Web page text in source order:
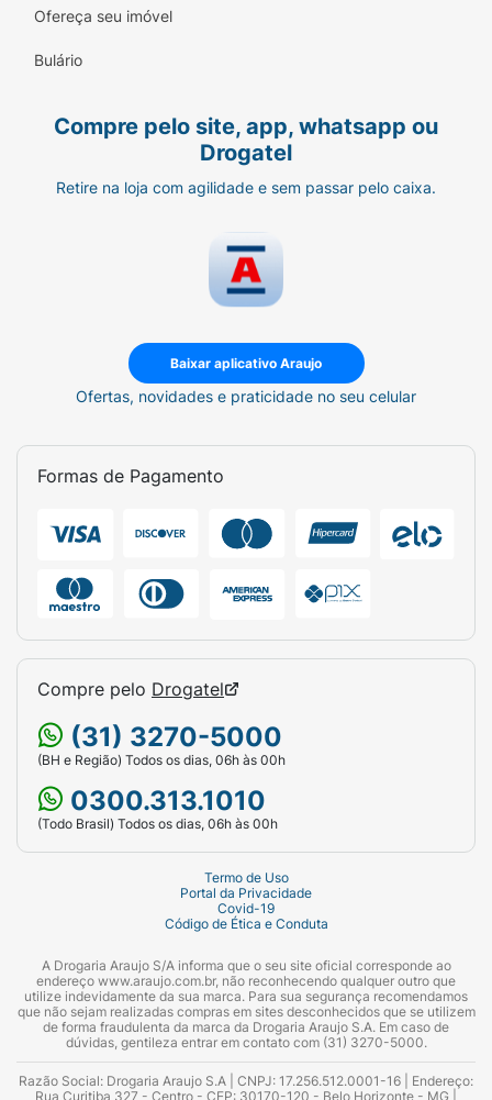
Ofereça seu imóvel
Bulário
Compre pelo site, app, whatsapp ou
Drogatel
Retire na loja com agilidade e sem passar pelo caixa.
Baixar aplicativo Araujo
Ofertas, novidades e praticidade no seu celular
Formas de Pagamento
Compre pelo Drogatel
(31) 3270-5000
(BH e Região) Todos os dias, 06h às 00h
0300.313.1010
(Todo Brasil) Todos os dias, 06h às 00h
Termo de Uso
Portal da Privacidade
Covid-19
Código de Ética e Conduta
A Drogaria Araujo S/A informa que o seu site oficial corresponde ao
endereço www.araujo.com.br, não reconhecendo qualquer outro que
utilize indevidamente da sua marca. Para sua segurança recomendamos
que não sejam realizadas compras em sites desconhecidos que se utilizem
de forma fraudulenta da marca da Drogaria Araujo S.A. Em caso de
dúvidas, gentileza entrar em contato com (31) 3270-5000.
Razão Social: Drogaria Araujo S.A | CNPJ: 17.256.512.0001-16 | Endereço:
Rua Curitiba 327 - Centro - CEP: 30170-120 - Belo Horizonte - MG |